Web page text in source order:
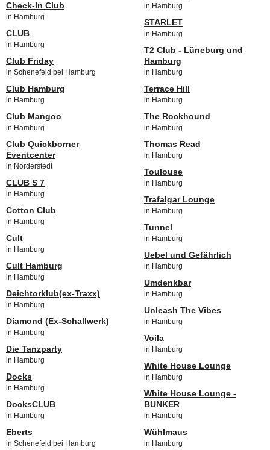
Check-In Club
in Hamburg
CLUB
in Hamburg
Club Friday
in Schenefeld bei Hamburg
Club Hamburg
in Hamburg
Club Mangoo
in Hamburg
Club Quickborner
Eventcenter
in Norderstedt
CLUB S 7
in Hamburg
Cotton Club
in Hamburg
Cult
in Hamburg
Cult Hamburg
in Hamburg
Deichtorklub(ex-Traxx)
in Hamburg
Diamond (Ex-Schallwerk)
in Hamburg
Die Tanzparty
in Hamburg
Docks
in Hamburg
DocksCLUB
in Hamburg
Eberts
in Schenefeld bei Hamburg
in Hamburg
STARLET
in Hamburg
T2 Club - Lüneburg und
Hamburg
in Hamburg
Terrace Hill
in Hamburg
The Rockhound
in Hamburg
Thomas Read
in Hamburg
Toulouse
in Hamburg
Trafalgar Lounge
in Hamburg
Tunnel
in Hamburg
Uebel und Gefährlich
in Hamburg
Umdenkbar
in Hamburg
Unleash The Vibes
in Hamburg
Voila
in Hamburg
White House Lounge
in Hamburg
White House Lounge -
BUNKER
in Hamburg
Wühlmaus
in Hamburg